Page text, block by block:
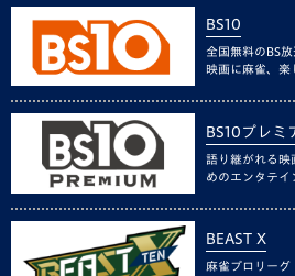
BS10
全国無料のBS
映画に麻雀、楽
BS10プレミ
語り継がれる映
めのエンタテイ
BEAST X
麻雀プロリーグ